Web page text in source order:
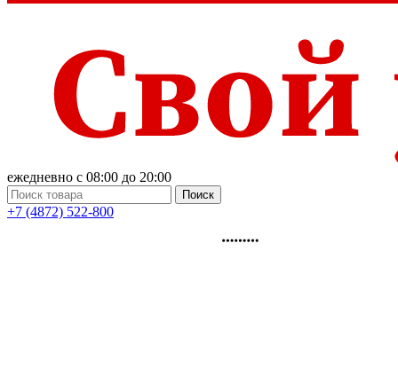
ежедневно с 08:00 до 20:00
Поиск
+7 (4872) 522-800